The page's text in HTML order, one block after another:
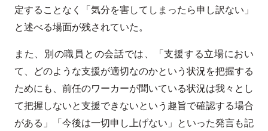
定することなく「気分を害してしまったら申し訳ない」
と述べる場面が残されていた。
また、別の職員との会話では、「支援する立場におい
て、どのような支援が適切なのかという状況を把握する
ためにも、前任のワーカーが聞いている状況は我々とし
て把握しないと支援できないという趣旨で確認する場合
がある」「今後は一切申し上げない」といった発言も記